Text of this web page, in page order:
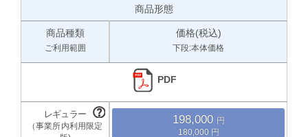
商品形態
商品種類
ご利用範囲
価格(税込)
下段:本体価格
PDF
198,000
180,000